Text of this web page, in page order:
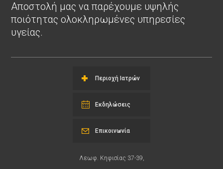
Αποστολή μας να παρέχουμε υψηλής
ποιότητας ολοκληρωμένες υπηρεσίες
υγείας.
Περιοχή Ιατρών
Εκδηλώσεις
Λεωφ. Κηφισίας 37-39,
Επικοινωνία